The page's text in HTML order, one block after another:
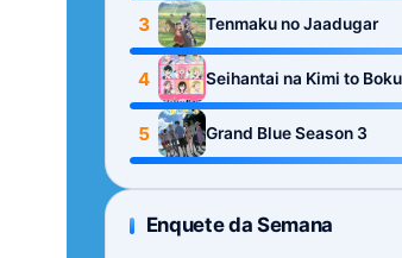
3 Tenmaku no Jaadugar
4
Seihantai na Kimi to
Season
5 Grand Blue Season 3
Enquete da Semana